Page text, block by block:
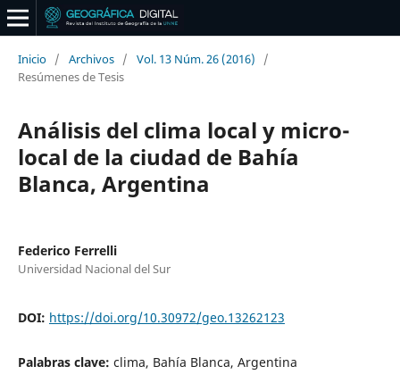
Inicio / Archivos / Vol. 13 Núm. 26 (2016)
/
Resúmenes de Tesis
Análisis del clima local y micro-
local de la ciudad de Bahía
Blanca, Argentina
Federico Ferrelli
Universidad Nacional del Sur
DOI: https://doi.org/10.30972/geo.13262123
Palabras clave: clima, Bahía Blanca, Argentina